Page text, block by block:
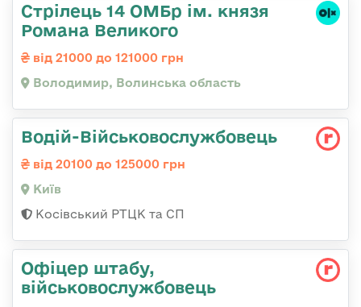
Стрілець 14 ОМБр ім. князя
Романа Великого
від 21000 до 121000 грн
Володимир, Волинська область
Водій-Військовослужбовець
від 20100 до 125000 грн
Київ
Косівський РТЦК та СП
Офіцер штабу,
військовослужбовець